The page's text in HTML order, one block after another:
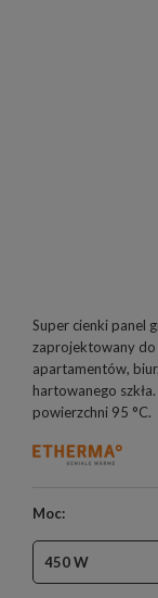
Super cienki panel
zaprojektowany do
apartamentów,
hartowanego
powierzchni 95 °C.
Moc:
450 W